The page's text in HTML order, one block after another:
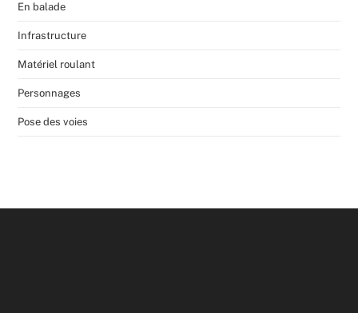
En balade
Infrastructure
Matériel roulant
Personnages
Pose des voies